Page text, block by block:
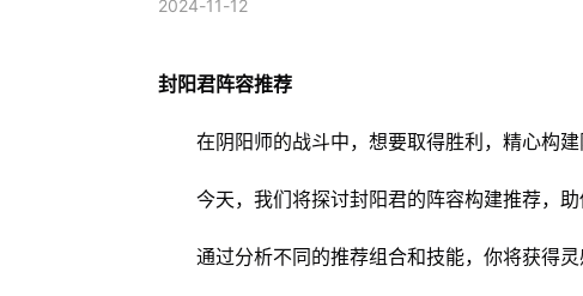
2024-11-12
封阳君阵容推荐
在阴阳师的战斗中，想要取得胜利，精心构建
今天，我们将探讨封阳君的阵容构建推荐，助
通过分析不同的推荐组合和技能，你将获得